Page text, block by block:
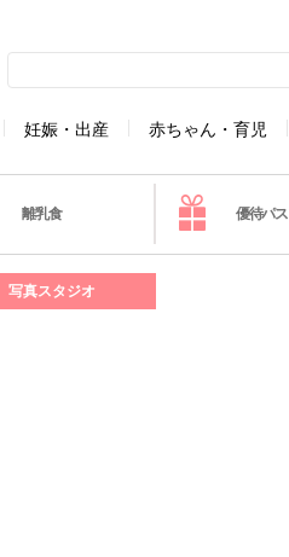
妊娠・出産 赤ちゃん・育児
離乳食 優待パス
写真スタジオ